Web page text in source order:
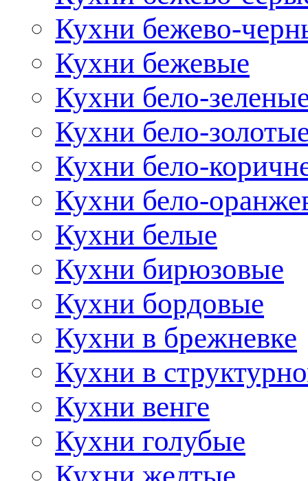
Кухни бежево-
Кухни бежевые
Кухни бело-
Кухни бело-
Кухни бело-
Кухни бело-
Кухни белые
Кухни бирюзовые
Кухни бордовые
Кухни в брежневке
Кухни в
Кухни венге
Кухни голубые